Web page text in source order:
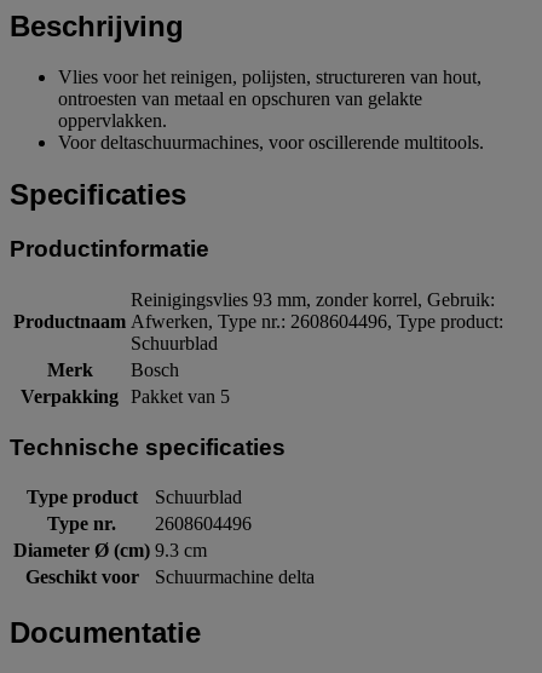
Beschrijving
Vlies voor het reinigen, polijsten, structureren van hout,
ontroesten van metaal en opschuren van gelakte
oppervlakken.
Voor deltaschuurmachines, voor oscillerende multitools.
Specificaties
Productinformatie
Productnaam
Reinigingsvlies 93 mm, zonder korrel, Gebruik:
Afwerken, Type nr.: 2608604496, Type product:
Schuurblad
Merk
Bosch
Verpakking Pakket van 5
Technische specificaties
Type product
Schuurblad
Type nr.
2608604496
Diameter Ø (cm) 9.3 cm
Geschikt voor
Schuurmachine delta
Documentatie